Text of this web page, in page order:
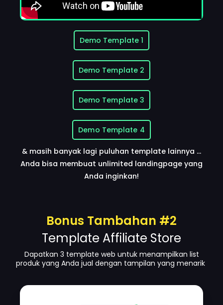
Demo Template 1
Demo Template 2
Demo Template 3
Demo Template 4
& masih banyak lagi puluhan template lainnya ...
Anda bisa membuat unlimited landingpage yang
Anda inginkan!
Bonus Tambahan #2
Template Affiliate Store
Dapatkan 3 template web untuk menampilkan list
produk yang Anda jual dengan tampilan yang menarik